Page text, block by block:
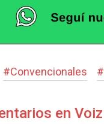
#Convencionales #
en Voiz